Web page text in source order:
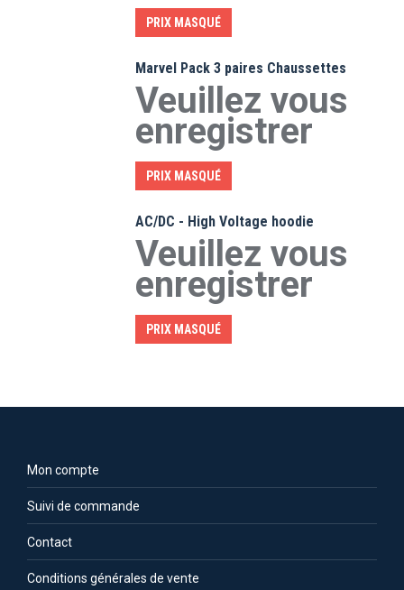
PRIX MASQUÉ
Marvel Pack 3 paires Chaussettes
Veuillez vous
enregistrer
PRIX MASQUÉ
AC/DC - High Voltage hoodie
Veuillez vous
enregistrer
PRIX MASQUÉ
Mon compte
Suivi de commande
Contact
Conditions générales de vente